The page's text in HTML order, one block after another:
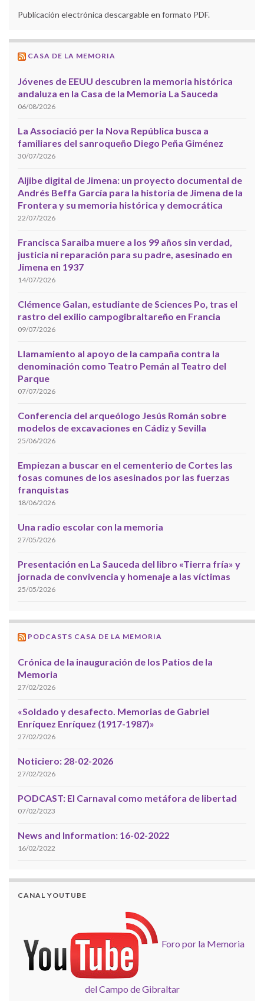
Publicación electrónica descargable en formato PDF.
CASA DE LA MEMORIA
Jóvenes de EEUU descubren la memoria histórica
andaluza en la Casa de la Memoria La Sauceda
06/08/2026
La Associació per la Nova República busca a
familiares del sanroqueño Diego Peña Giménez
30/07/2026
Aljibe digital de Jimena: un proyecto documental de
Andrés Beffa García para la historia de Jimena de la
Frontera y su memoria histórica y democrática
22/07/2026
Francisca Saraiba muere a los 99 años sin verdad,
justicia ni reparación para su padre, asesinado en
Jimena en 1937
14/07/2026
Clémence Galan, estudiante de Sciences Po, tras el
rastro del exilio campogibraltareño en Francia
09/07/2026
Llamamiento al apoyo de la campaña contra la
denominación como Teatro Pemán al Teatro del
Parque
07/07/2026
Conferencia del arqueólogo Jesús Román sobre
modelos de excavaciones en Cádiz y Sevilla
25/06/2026
Empiezan a buscar en el cementerio de Cortes las
fosas comunes de los asesinados por las fuerzas
franquistas
18/06/2026
Una radio escolar con la memoria
27/05/2026
Presentación en La Sauceda del libro «Tierra fría» y
jornada de convivencia y homenaje a las víctimas
25/05/2026
PODCASTS CASA DE LA MEMORIA
Crónica de la inauguración de los Patios de la
Memoria
27/02/2026
«Soldado y desafecto. Memorias de Gabriel
Enríquez Enríquez (1917-1987)»
27/02/2026
Noticiero: 28-02-2026
27/02/2026
PODCAST: El Carnaval como metáfora de libertad
07/02/2023
News and Information: 16-02-2022
16/02/2022
CANAL YOUTUBE
Foro por la Memoria
del Campo de Gibraltar